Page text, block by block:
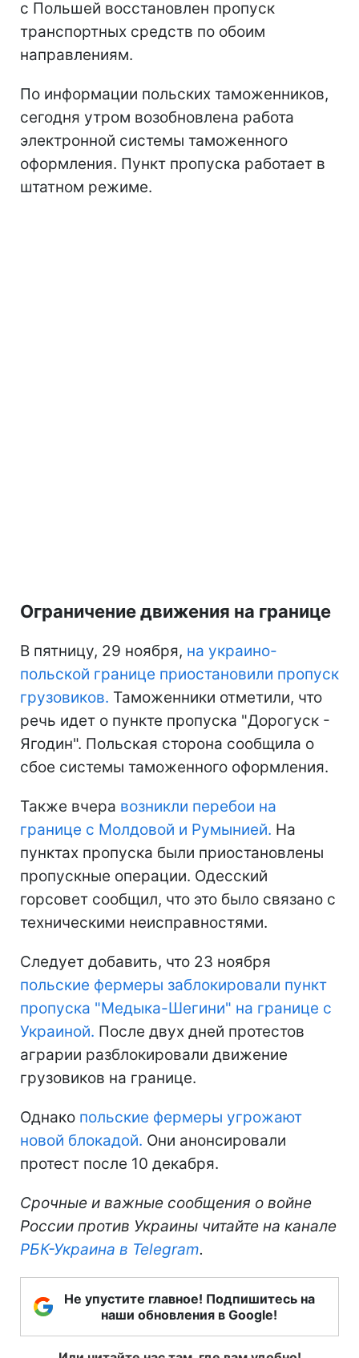
с Польшей восстановлен пропуск
транспортных средств по обоим
направлениям.
По информации польских таможенников,
сегодня утром возобновлена работа
электронной системы таможенного
оформления. Пункт пропуска работает в
штатном режиме.
Ограничение движения на границе
В пятницу, 29 ноября, на украино-
польской границе приостановили пропуск
грузовиков. Таможенники отметили, что
речь идет о пункте пропуска "Дорогуск -
Ягодин". Польская сторона сообщила о
сбое системы таможенного оформления.
Также вчера возникли перебои на
границе с Молдовой и Румынией. На
пунктах пропуска были приостановлены
пропускные операции. Одесский
горсовет сообщил, что это было связано с
техническими неисправностями.
Следует добавить, что 23 ноября
польские фермеры заблокировали пункт
пропуска "Медыка-Шегини" на границе с
Украиной. После двух дней протестов
аграрии разблокировали движение
грузовиков на границе.
Однако польские фермеры угрожают
новой блокадой. Они анонсировали
протест после 10 декабря.
Срочные и важные сообщения о войне
России против Украины читайте на канале
РБК-Украина в Telegram.
Не упустите главное! Подпишитесь на
наши обновления в Google!